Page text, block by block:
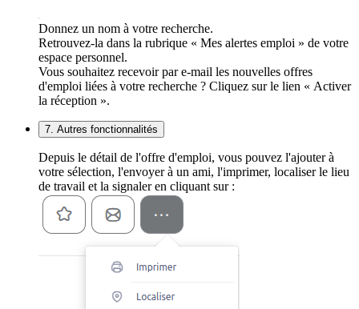
Donnez un nom à votre recherche.
Retrouvez-la dans la rubrique « Mes alertes emploi » de votre
espace personnel.
Vous souhaitez recevoir par e-mail les nouvelles offres
d'emploi liées à votre recherche ? Cliquez sur le lien « Activer
la réception ».
7. Autres fonctionnalités
Depuis le détail de l'offre d'emploi, vous pouvez l'ajouter à
votre sélection, l'envoyer à un ami, l'imprimer, localiser le lieu
de travail et la signaler en cliquant sur :